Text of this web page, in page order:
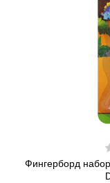
Фингерборд